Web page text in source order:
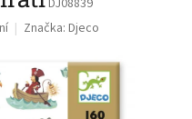
DJ08839
Značka: Djeco